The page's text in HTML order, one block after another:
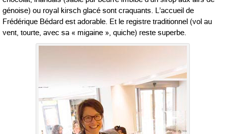
génoise) ou royal kirsch glacé sont craquants. L’accueil de
Frédérique Bédard est adorable. Et le registre traditionnel (vol au
vent, tourte, avec sa « migaine », quiche) reste superbe.